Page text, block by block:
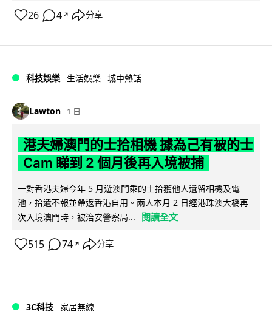
26 4 ↗ 分享
科技娛樂 生活娛樂 城中熱話
Lawton 1 日
港夫婦澳門的士拾相機 據為己有被的士
Cam 睇到 2 個月後再入境被捕
一對香港夫婦今年 5 月遊澳門乘的士拾獲他人遺留相機及電
池，拾遺不報並帶返香港自用。兩人本月 2 日經港珠澳大橋再
次入境澳門時，被治安警察局...
閱讀全文
515 74 ↗ 分享
3C科技 家居無線